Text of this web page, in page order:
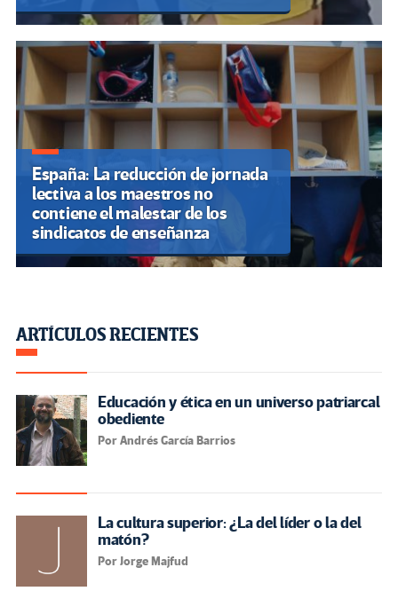
España: La reducción de jornada
lectiva a los maestros no
contiene el malestar de los
sindicatos de enseñanza
ARTÍCULOS RECIENTES
Educación y ética en un universo patriarcal
obediente
Por Andrés García Barrios
La cultura superior: ¿La del líder o la del
matón?
Por Jorge Majfud